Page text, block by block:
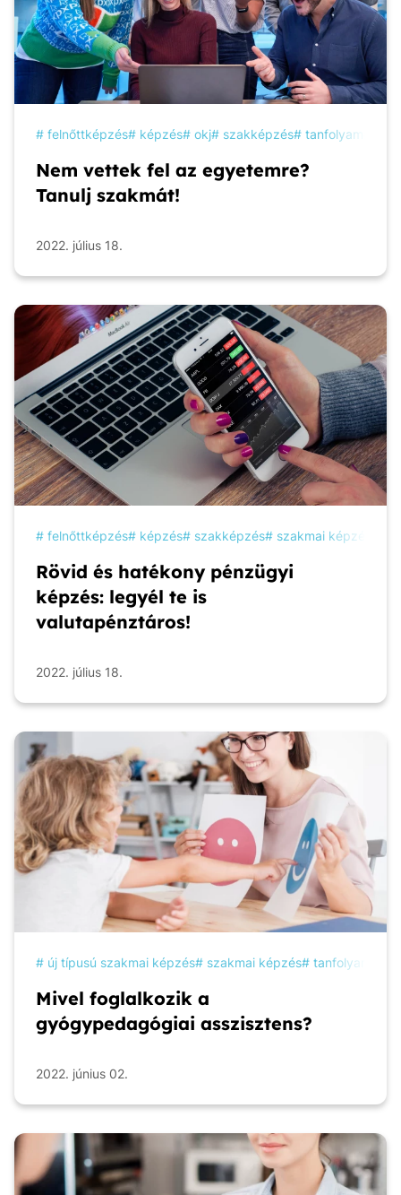
felnőttképzés képzés okj szakképzés tanfolyam
Nem vettek fel az egyetemre?
Tanulj szakmát!
2022. július 18.
felnőttképzés képzés szakképzés szakmai képzés
Rövid és hatékony pénzügyi
képzés: legyél te is
valutapénztáros!
2022. július 18.
új típusú szakmai képzés szakmai képzés tanfolyam
Mivel foglalkozik a
gyógypedagógiai asszisztens?
2022. június 02.